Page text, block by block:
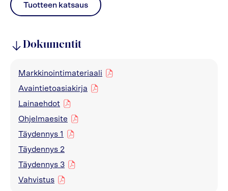
Tuotteen katsaus
pdf
Dokumentit
Markkinointimateriaali
pdf
Avaintietoasiakirja
pdf
Lainaehdot
pdf
Ohjelmaesite
pdf
Täydennys 1
pdf
Täydennys 2
Täydennys 3
pdf
Vahvistus
pdf